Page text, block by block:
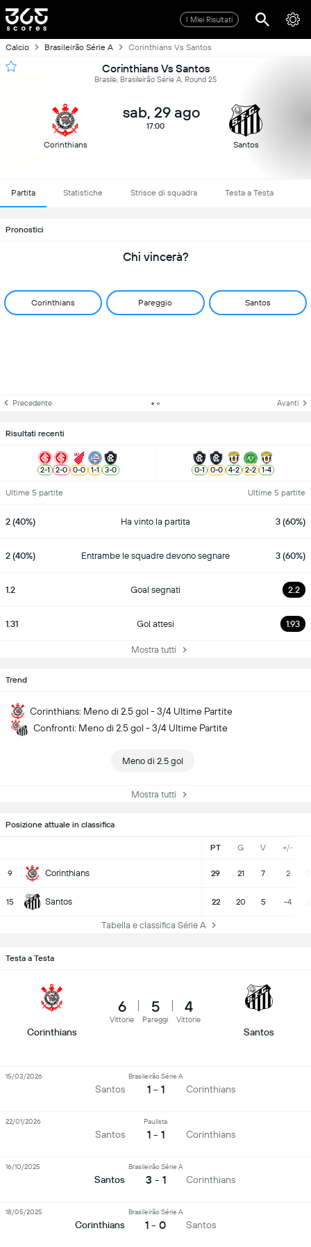
I Miei Risultati
Calcio Brasileirão Série A Corinthians Vs Santos
Corinthians Vs Santos
Brasile, Brasileirão Série A, Round 25
Corinthians
sab, 29 ago
17:00
Santos
Partita Statistiche Strisce di squadra Testa a Testa
Pronostici
Chi vincerà?
Corinthians Pareggio Santos
Precedente Avanti
Risultati recenti
2-1 2-0 0-0 1-1 3-0 0-1 0-0 4-2 2-2 1-4
Ultime 5 partite Ultime 5 partite
2 (40%) Ha vinto la partita 3 (60%)
2 (40%) Entrambe le squadre devono segnare 3 (60%)
1.2 Goal segnati 2.2
1.31 Gol attesi 1.93
Mostra tutti
Trend
Corinthians: Meno di 2.5 gol - 3/4 Ultime Partite
Confronti: Meno di 2.5 gol - 3/4 Ultime Partite
Meno di 2.5 gol
Mostra tutti
Posizione attuale in classifica
PT G V +/-
9 Corinthians 29 21 7 2
15 Santos 22 20 5 -4
Tabella e classifica Série A
Testa a Testa
Corinthians
6
Vittorie
5
Pareggi
4
Vittorie
Santos
Santos
Brasileirão Série A
1 - 1 Corinthians
15/03/2026
Santos
Paulista
1 - 1 Corinthians
22/01/2026
Santos
Brasileirão Série A
3 - 1 Corinthians
16/10/2025
Corinthians
Brasileirão Série A
1 - 0 Santos
18/05/2025